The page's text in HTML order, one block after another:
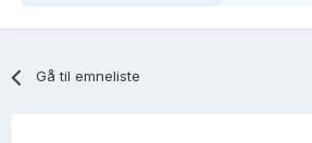
Gå til emneliste